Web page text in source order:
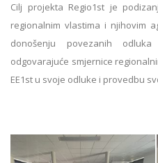
Cilj projekta Regio1st je
regionalnim vlastima i njihovim
donošenju povezanih
odgovarajuće smjernice
EE1st u svoje odluke i provedbu